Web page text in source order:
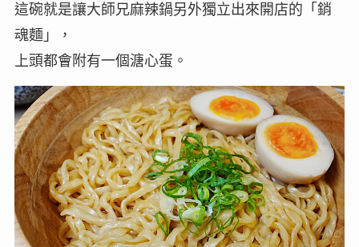
這碗就是讓大師兄麻辣鍋另外獨立出來開店的「銷
魂麵」，
上頭都會附有一個溏心蛋。